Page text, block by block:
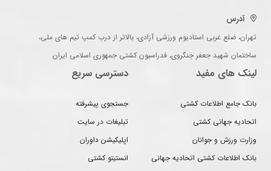
آدرس
تهران، ضلع غربی استادیوم ورزشی آزادی، بالاتر از درب کمپ تیم های ملی،
ساختمان شهید جعفر جنگروی، فدراسیون کشتی جمهوری اسلامی ایران
لینک های مفید
بانک جامع اطلاعات کشتی
اتحادیه جهانی کشتی
وزارت ورزش و جوانان
بانک اطلاعات کشتی اتحادیه جهانی
دسترسی سریع
جستجوی پیشرفته
تبلیغات در سایت
اپلیکیشن داوران
انستیتو کشتی